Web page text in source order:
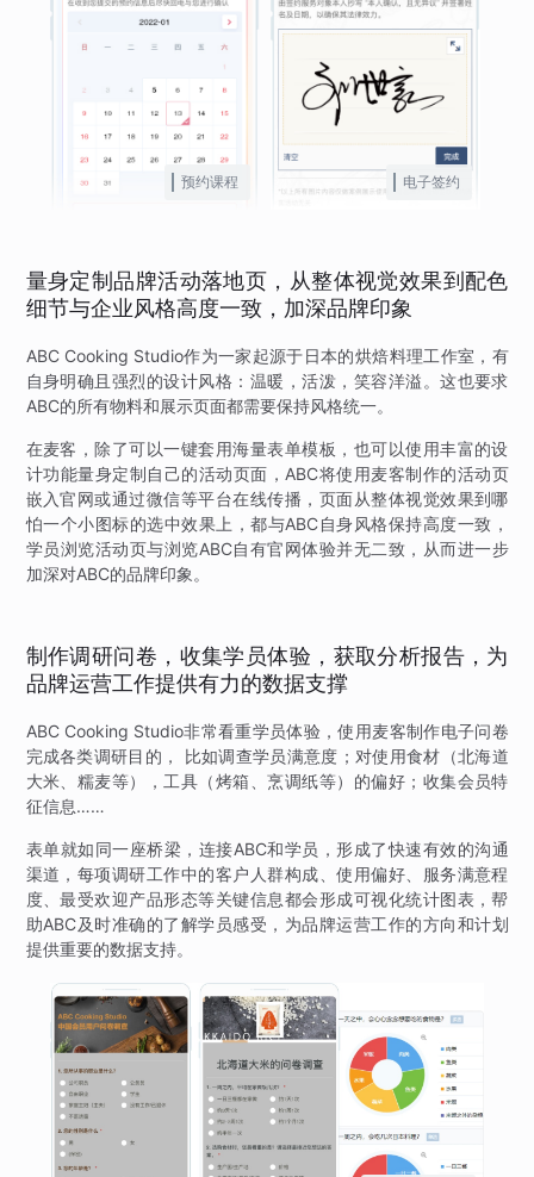
预约课程 电子签约
量身定制品牌活动落地页，从整体视觉效果到配色
细节与企业风格高度一致，加深品牌印象
ABC Cooking Studio作为一家起源于日本的烘焙料理工作室，有
自身明确且强烈的设计风格：温暖，活泼，笑容洋溢。这也要求
ABC的所有物料和展示页面都需要保持风格统一。
在麦客，除了可以一键套用海量表单模板，也可以使用丰富的设
计功能量身定制自己的活动页面，ABC将使用麦客制作的活动页
嵌入官网或通过微信等平台在线传播，页面从整体视觉效果到哪
怕一个小图标的选中效果上，都与ABC自身风格保持高度一致，
学员浏览活动页与浏览ABC自有官网体验并无二致，从而进一步
加深对ABC的品牌印象。
制作调研问卷，收集学员体验，获取分析报告，为
品牌运营工作提供有力的数据支撑
ABC Cooking Studio非常看重学员体验，使用麦客制作电子问卷
完成各类调研目的， 比如调查学员满意度；对使用食材（北海道
大米、糯麦等），工具（烤箱、烹调纸等）的偏好；收集会员特
征信息……
表单就如同一座桥梁，连接ABC和学员，形成了快速有效的沟通
渠道，每项调研工作中的客户人群构成、使用偏好、服务满意程
度、最受欢迎产品形态等关键信息都会形成可视化统计图表，帮
助ABC及时准确的了解学员感受，为品牌运营工作的方向和计划
提供重要的数据支持。